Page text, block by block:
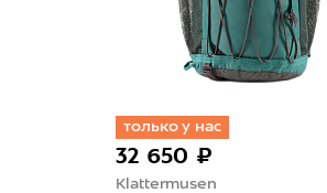
только у нас
32 650 ₽
Klattermusen